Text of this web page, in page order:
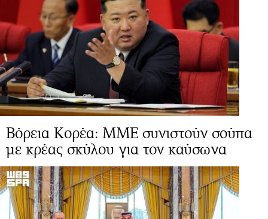
Βόρεια Κορέα: ΜΜΕ συνιστούν σούπα
με κρέας σκύλου για τον καύσωνα